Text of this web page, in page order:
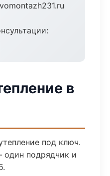
в
под ключ.
подрядчик и